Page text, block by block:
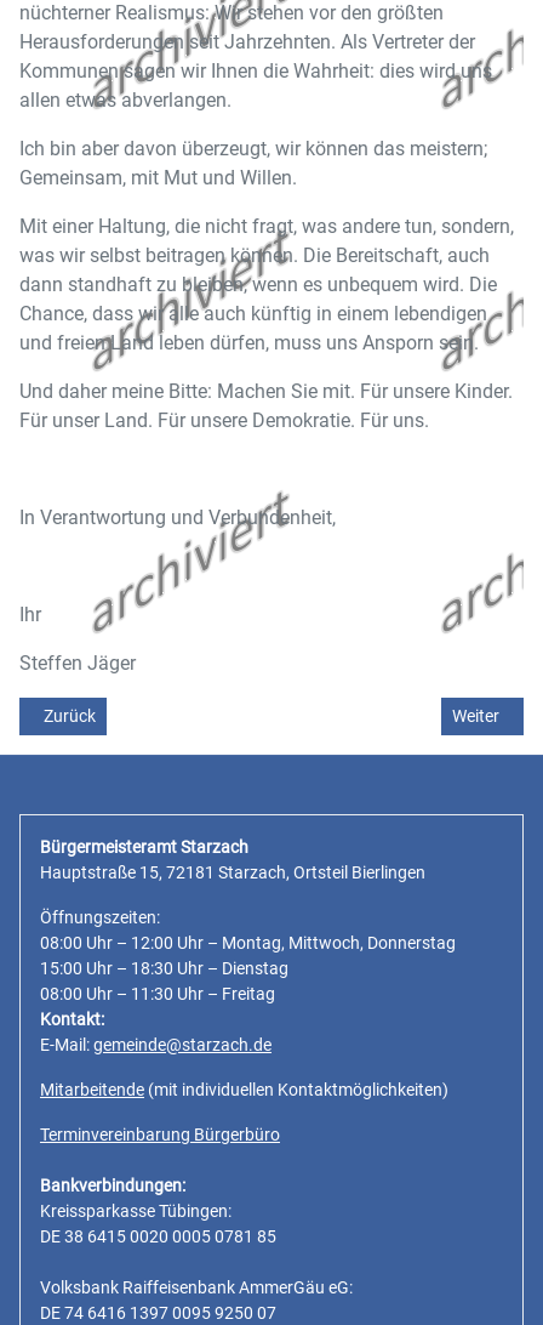
nüchterner Realismus: Wir stehen vor den größten
Herausforderungen seit Jahrzehnten. Als Vertreter der
Kommunen sagen wir Ihnen die Wahrheit: dies wird uns
allen etwas abverlangen.
Ich bin aber davon überzeugt, wir können das meistern;
Gemeinsam, mit Mut und Willen.
Mit einer Haltung, die nicht fragt, was andere tun, sondern,
was wir selbst beitragen können. Die Bereitschaft, auch
dann standhaft zu bleiben, wenn es unbequem wird. Die
Chance, dass wir alle auch künftig in einem lebendigen
und freien Land leben dürfen, muss uns Ansporn sein.
Und daher meine Bitte: Machen Sie mit. Für unsere Kinder.
Für unser Land. Für unsere Demokratie. Für uns.
In Verantwortung und Verbundenheit,
Ihr
Steffen Jäger
Vorheriger Beitrag: Mitteilung der Abteilung Forst des
Zurück Nächster
Weiter
Bürgermeisteramt Starzach
Hauptstraße 15, 72181 Starzach, Ortsteil Bierlingen
Öffnungszeiten:
08:00 Uhr – 12:00 Uhr – Montag, Mittwoch, Donnerstag
15:00 Uhr – 18:30 Uhr – Dienstag
08:00 Uhr – 11:30 Uhr – Freitag
Kontakt:
E-Mail:gemeinde@starzach.de
Mitarbeitende (mit individuellen Kontaktmöglichkeiten)
Terminvereinbarung Bürgerbüro
Bankverbindungen:
Kreissparkasse Tübingen:
DE 38 6415 0020 0005 0781 85
Volksbank Raiffeisenbank AmmerGäu eG:
DE 74 6416 1397 0095 9250 07